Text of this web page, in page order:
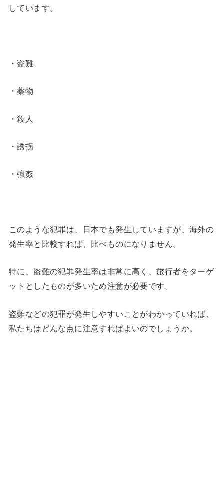
しています。
・盗難
・薬物
・殺人
・誘拐
・強姦
このような犯罪は、日本でも発生していますが、海外の
発生率と比較すれば、比べものになりません。
特に、盗難の犯罪発生率は非常に高く、旅行者をターゲ
ットとしたものが多いため注意が必要です。
盗難などの犯罪が発生しやすいことがわかっていれば、
私たちはどんな点に注意すればよいのでしょうか。